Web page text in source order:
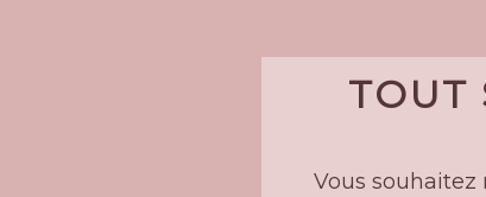
TOUT
Vous souhaitez